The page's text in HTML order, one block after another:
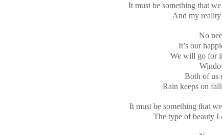
It must be something that
And my reality
No
It’s our
We will go for
Both of us
Rain keeps on
It must be something that
The type of beauty I